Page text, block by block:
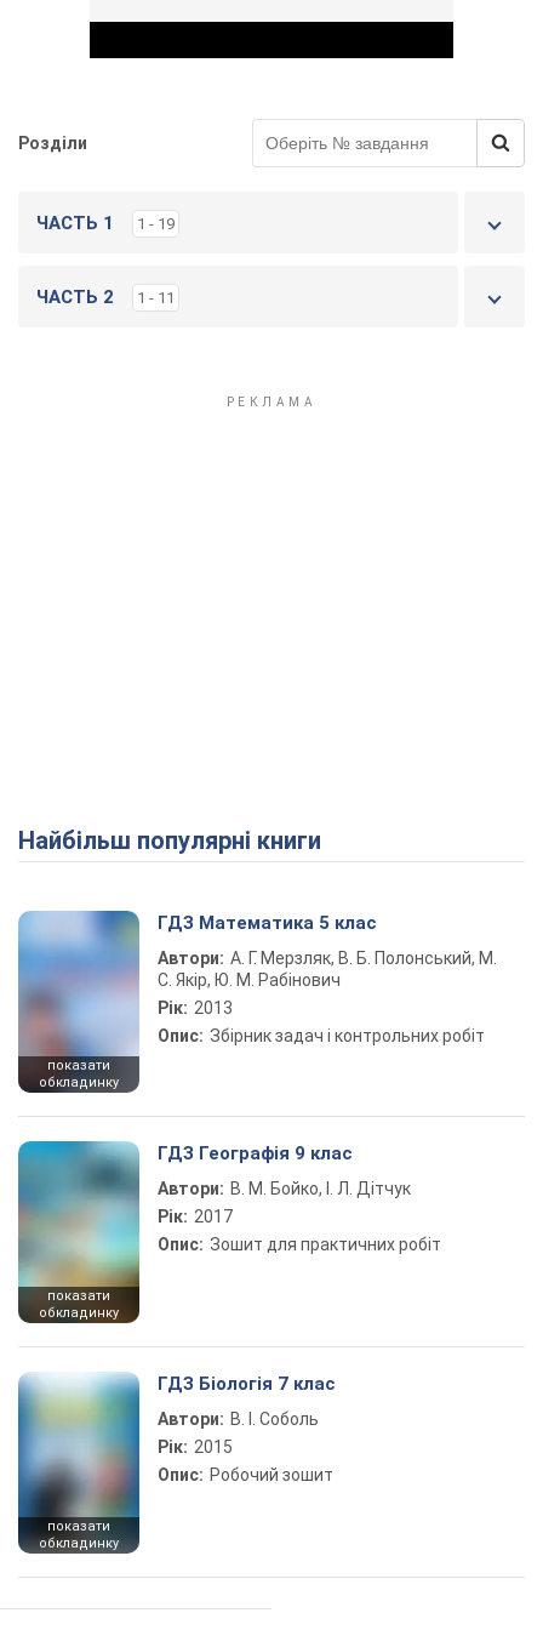
Розділи
ЧАСТЬ 1 1 - 19
ЧАСТЬ 2 1 - 11
Найбільш популярні книги
показати
обкладинку
ГДЗ Математика 5 клас
Автори: А. Г. Мерзляк, В. Б. Полонський, М.
С. Якір, Ю. М. Рабінович
Рік: 2013
Опис: Збірник задач і контрольних робіт
показати
обкладинку
ГДЗ Географія 9 клас
Автори: В. М. Бойко, І. Л. Дітчук
Рік: 2017
Опис: Зошит для практичних робіт
показати
обкладинку
ГДЗ Біологія 7 клас
Автори: В. І. Соболь
Рік: 2015
Опис: Робочий зошит